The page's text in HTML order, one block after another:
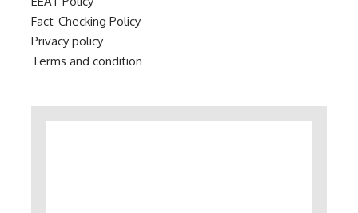
Fact-Checking Policy
Privacy policy
Terms and condition